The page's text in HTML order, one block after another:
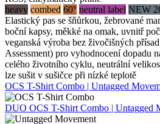
heavy combed 60° neutral label NEW
Elastický pas se šňůrkou, žebrované
boční kapsy, měkké na omak, uvnitř
veganská výroba bez živočišných
Assessment) pro vyhodnocení dopadu
celého životního cyklu, neutrální
lze sušit v sušičce při nízké teplotě
OCS T-Shirt Combo | Untagged
DUO OCS T-Shirt Combo | Untagged